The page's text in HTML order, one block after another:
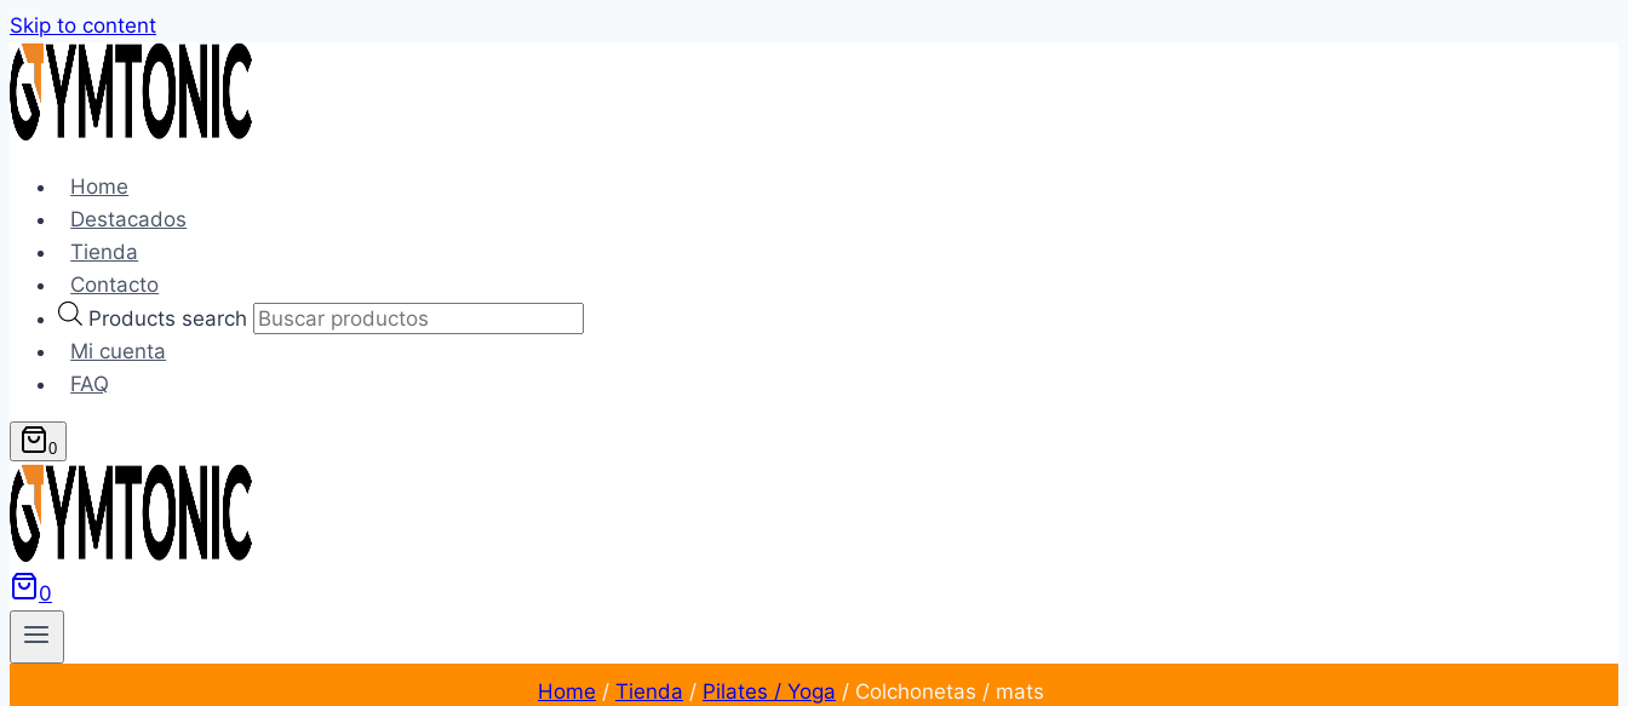
Skip to content
Home
Destacados
Tienda
Contacto
Products search
Mi cuenta
FAQ
0
0
Home / Tienda / Pilates / Yoga / Colchonetas / mats